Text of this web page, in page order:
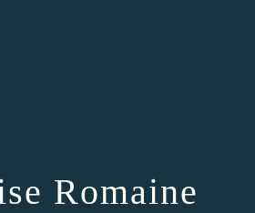
Romaine